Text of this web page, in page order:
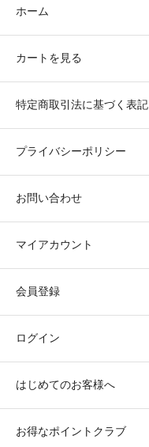
ホーム
カートを見る
特定商取引法に基づく表記
プライバシーポリシー
お問い合わせ
マイアカウント
会員登録
ログイン
はじめてのお客様へ
お得なポイントクラブ